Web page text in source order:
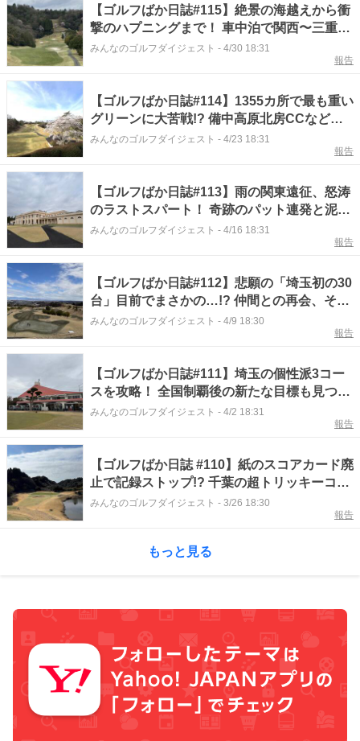
【ゴルフばか日誌#115】絶景の海越えから衝
撃のハプニングまで！ 車中泊で関西〜三重の
4コースを制覇
みんなのゴルフダイジェスト - 4/30 18:31
報告
【ゴルフばか日誌#114】1355カ所で最も重い
グリーンに大苦戦!? 備中高原北房CCなど西
国3コース攻略
みんなのゴルフダイジェスト - 4/23 18:31
報告
【ゴルフばか日誌#113】雨の関東遠征、怒涛
のラストスパート！ 奇跡のパット連発と泥ま
みれの死闘
みんなのゴルフダイジェスト - 4/16 18:31
報告
【ゴルフばか日誌#112】悲願の「埼玉初の30
台」目前でまさかの…!? 仲間との再会、そし
て早稲田大学院への野望
みんなのゴルフダイジェスト - 4/9 18:30
報告
【ゴルフばか日誌#111】埼玉の個性派3コー
スを攻略！ 全国制覇後の新たな目標も見つか
った!?
みんなのゴルフダイジェスト - 4/2 18:31
報告
【ゴルフばか日誌 #110】紙のスコアカード廃
止で記録ストップ!? 千葉の超トリッキーコー
スで苦戦
みんなのゴルフダイジェスト - 3/26 18:30
報告
もっと見る